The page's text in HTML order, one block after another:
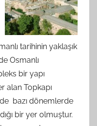
tarihinin yaklaşık
Osmanlı
bir yapı
alan Topkapı
bazı dönemlerde
bir yer olmuştur.